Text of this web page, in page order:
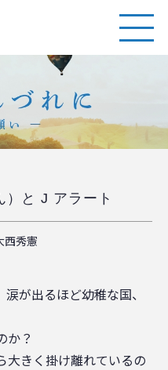
と J アラート
西秀憲
が出るほど幼稚な国、
？
く掛け離れているの